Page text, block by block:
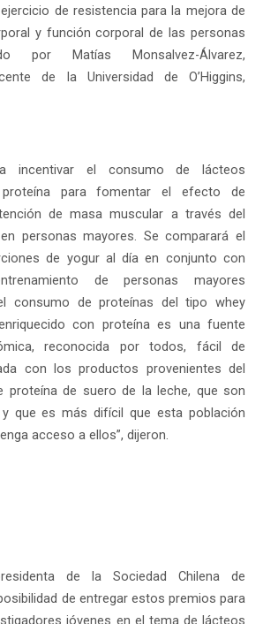
de resistencia para la mejora de
y función corporal de las personas
por Matías Monsalvez-Álvarez,
de la Universidad de O’Higgins,
incentivar el consumo de lácteos
proteína para fomentar el efecto de
de masa muscular a través del
personas mayores. Se comparará el
de yogur al día en conjunto con
de personas mayores
consumo de proteínas del tipo whey
con proteína es una fuente
reconocida por todos, fácil de
con los productos provenientes del
proteína de suero de la leche, que son
que es más difícil que esta población
acceso a ellos”, dijeron.
de la Sociedad Chilena de
de entregar estos premios para
jóvenes en el tema de lácteos